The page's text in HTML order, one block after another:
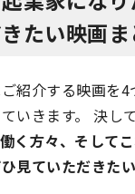
たい映画ま
紹介する映画を
いきます。 決して
く方々、そして
見ていただきた